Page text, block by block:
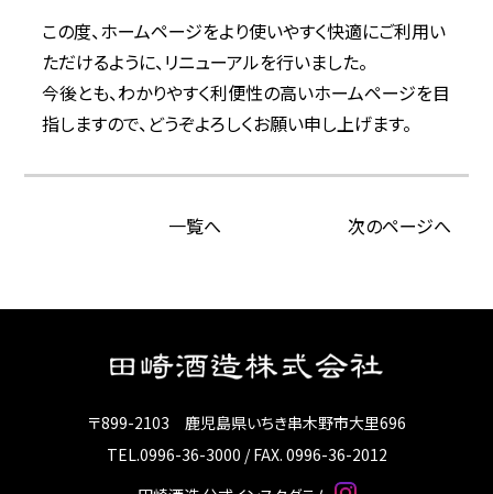
この度、ホームページをより使いやすく快適にご利用い
ただけるように、リニューアルを行いました。
今後とも、わかりやすく利便性の高いホームページを目
指しますので、どうぞよろしくお願い申し上げます。
一覧へ 次のページへ
〒899-2103 鹿児島県いちき串木野市大里696
TEL.0996-36-3000 / FAX. 0996-36-2012